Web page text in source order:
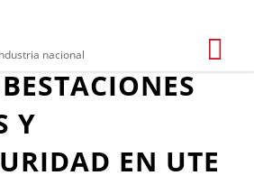
nacional
SEMINARIO
Y
EN UTE